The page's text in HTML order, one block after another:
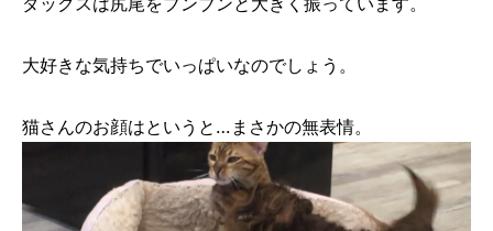
大好きな気持ちでいっぱいなのでしょう。
猫さんのお顔はというと…まさかの無表情。